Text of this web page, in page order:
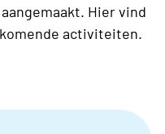
Hier vind
activiteiten.